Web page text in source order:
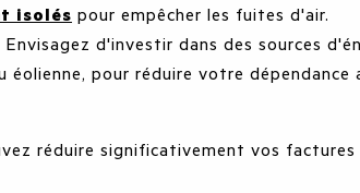
isolés pour empêcher les fuites d'air.
Envisagez d'investir dans des sources
pour réduire votre dépendance
réduire significativement vos factures